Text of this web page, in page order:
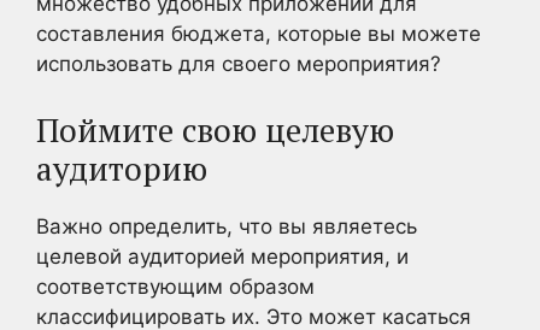
составления бюджета, которые вы можете
использовать для своего мероприятия?
Поймите свою целевую
аудиторию
Важно определить, что вы являетесь
целевой аудиторией мероприятия, и
соответствующим образом
классифицировать их. Это может касаться